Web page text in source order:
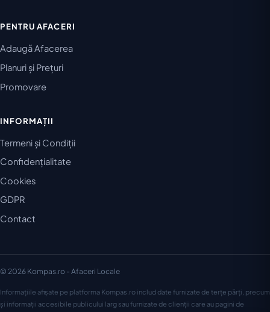
PENTRU AFACERI
Adaugă Afacerea
Planuri și Prețuri
Promovare
INFORMAȚII
Termeni și Condiții
Confidențialitate
Cookies
GDPR
Contact
© 2026 Kompas.ro - Afaceri Locale
Informațiile afișate pe platforma Kompas.ro includ date furnizate de terțe părți, precum
și informații accesibile publicului larg sau furnizate de clienții care au pagini de